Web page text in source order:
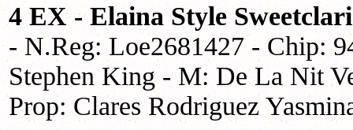
4 EX - Elaina Style
- N.Reg: Loe2681427 - Chip:
Stephen King - M: De La Nit
Prop: Clares Rodriguez